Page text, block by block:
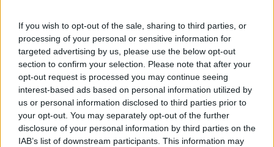
If you wish to opt-out of the sale, sharing to third parties, or
processing of your personal or sensitive information for
targeted advertising by us, please use the below opt-out
section to confirm your selection. Please note that after your
opt-out request is processed you may continue seeing
interest-based ads based on personal information utilized by
us or personal information disclosed to third parties prior to
your opt-out. You may separately opt-out of the further
disclosure of your personal information by third parties on the
IAB’s list of downstream participants. This information may
«Notifica arrivata in mattinata,anche i miei figli
sono andati lì»
2 Ago- Fermato col taser,muore in ospedale dopo un
inseguimento. Indagini in corso per accertare le
cause
16 Lug-Tragedia a Marzocca,donna travolta e uccisa
da un treno(Foto)
10 Lug-«Le urla e il pianto di mia madre al telefono: